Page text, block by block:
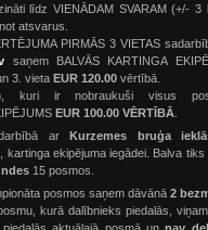
līdz VIENĀDAM SVARAM (+/-
atsvarus.
PIRMĀS 3 VIETAS
saņem BALVĀS KARTINGA
3. vieta EUR 120.00 vērtībā.
kuri ir nobraukuši visus
EUR 100.00 VĒRTĪBĀ
ar
Kurzemes bruģa
kartinga ekipējuma iegādei. Balva
15 posmos.
posmos saņem dāvānā 2
kurā dalībnieks piedalās,